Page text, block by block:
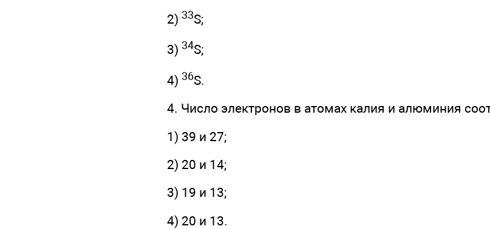
2) 33S;
3) 34S;
4) 36S.
4. Число электронов в атомах калия и алюминия
1) 39 и 27;
2) 20 и 14;
3) 19 и 13;
4) 20 и 13.